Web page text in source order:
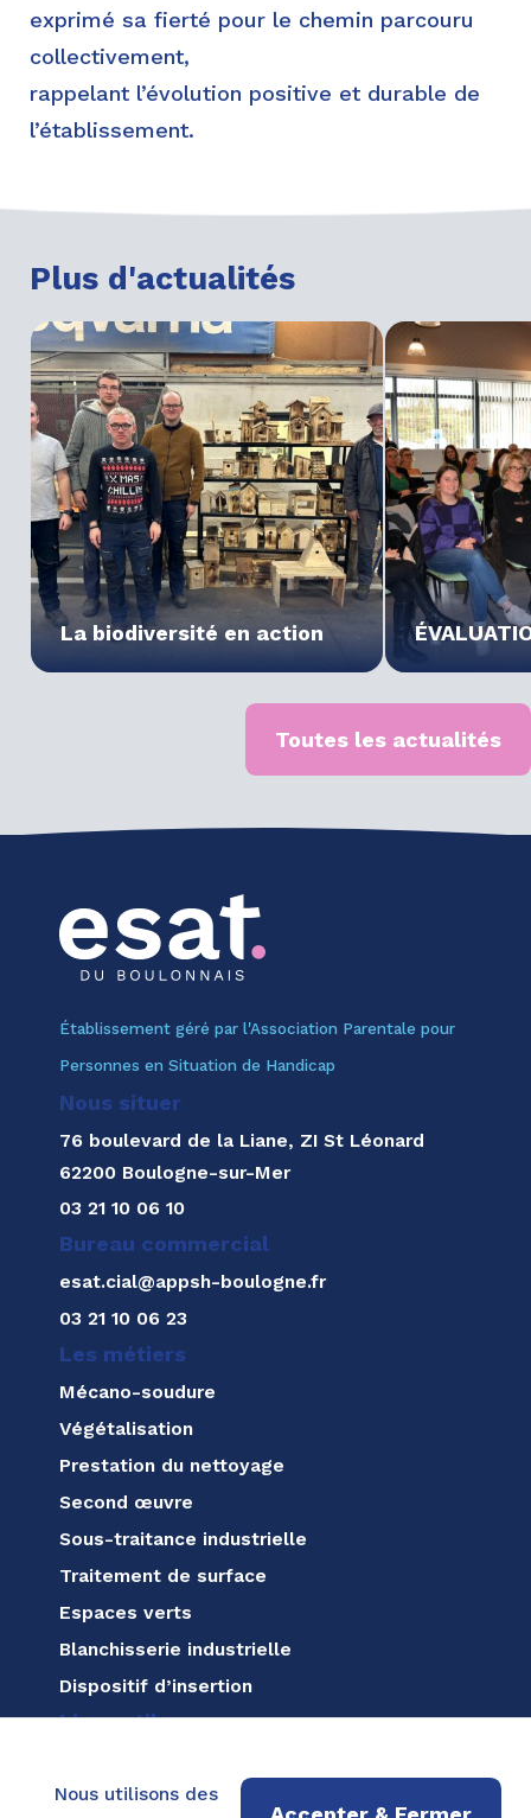
exprimé sa fierté pour le chemin parcouru
collectivement,
rappelant l’évolution positive et durable de
l’établissement.
Plus d'actualités
La biodiversité en action
Toutes les actualités
Établissement géré par l'Association Parentale pour
Personnes en Situation de Handicap
Nous situer
76 boulevard de la Liane, ZI St Léonard
62200 Boulogne-sur-Mer
03 21 10 06 10
Bureau commercial
esat.cial@appsh-boulogne.fr
03 21 10 06 23
Les métiers
Mécano-soudure
Végétalisation
Prestation du nettoyage
Second œuvre
Sous-traitance industrielle
Traitement de surface
Espaces verts
Blanchisserie industrielle
Dispositif d’insertion
Liens utiles
Actualités
Nous utilisons des